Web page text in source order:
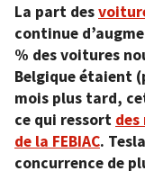
La part des
continue
% des voitures
Belgique étaient
mois plus tard,
ce qui ressort
de la FEBIAC.
concurrence de